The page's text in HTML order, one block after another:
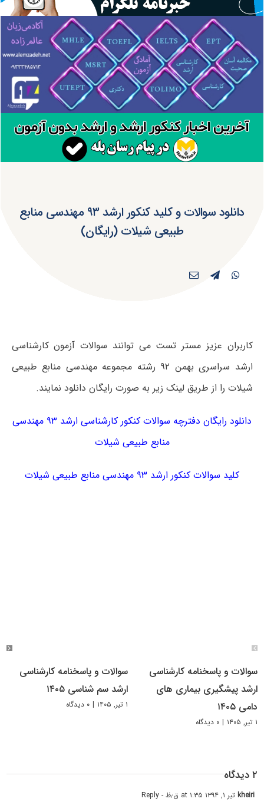
دانلود سوالات و کلید کنکور ارشد ۹۳ مهندسی منابع
طبیعی شیلات (رایگان)
کاربران عزیز مستر تست می توانند سوالات آزمون کارشناسی
ارشد سراسری بهمن ۹۲ رشته مجموعه مهندسی منابع طبیعی
شیلات را از طریق لینک زیر به صورت رایگان دانلود نمایند.
دانلود رایگان دفترچه سوالات کنکور کارشناسی ارشد ۹۳ مهندسی
منابع طبیعی شیلات
کلید سوالات کنکور ارشد ۹۳ مهندسی منابع طبیعی شیلات
سوالات و پاسخنامه کارشناسی
ارشد پیشگیری بیماری های
دامی ۱۴۰۵
۱ تیر, ۱۴۰۵ | ۰ دیدگاه
سوالات و پاسخنامه کارشناسی
ارشد سم شناسی ۱۴۰۵
۱ تیر, ۱۴۰۵ | ۰ دیدگاه
۲ دیدگاه
kheiriتیر ۱, ۱۳۹۴ at ۱:۳۵ ق٫ظ - Reply